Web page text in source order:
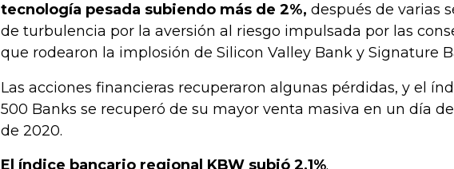
tecnología pesada subiendo más de 2%, después de varias
de turbulencia por la aversión al riesgo impulsada por las
que rodearon la implosión de Silicon Valley Bank y Signature
Las acciones financieras recuperaron algunas pérdidas, y el
500 Banks se recuperó de su mayor venta masiva en un día
de 2020.
El índice bancario regional KBW subió 2,1%.